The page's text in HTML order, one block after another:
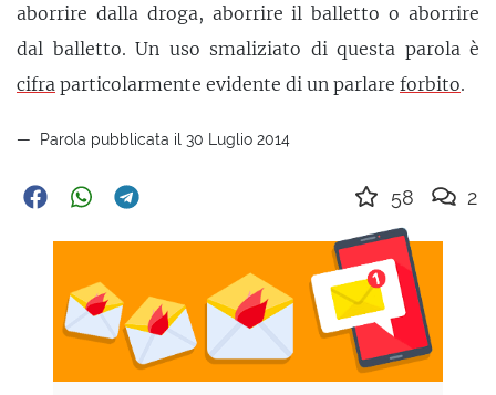
aborrire dalla droga, aborrire il balletto o aborrire
dal balletto. Un uso smaliziato di questa parola è
cifra particolarmente evidente di un parlare forbito.
Parola pubblicata il 30 Luglio 2014
58 2